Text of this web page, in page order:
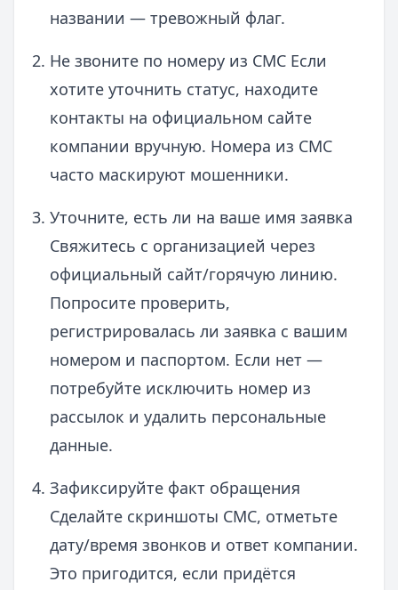
названии — тревожный флаг.
Не звоните по номеру из СМС Если
хотите уточнить статус, находите
контакты на официальном сайте
компании вручную. Номера из СМС
часто маскируют мошенники.
Уточните, есть ли на ваше имя заявка
Свяжитесь с организацией через
официальный сайт/горячую линию.
Попросите проверить,
регистрировалась ли заявка с вашим
номером и паспортом. Если нет —
потребуйте исключить номер из
рассылок и удалить персональные
данные.
Зафиксируйте факт обращения
Сделайте скриншоты СМС, отметьте
дату/время звонков и ответ компании.
Это пригодится, если придётся